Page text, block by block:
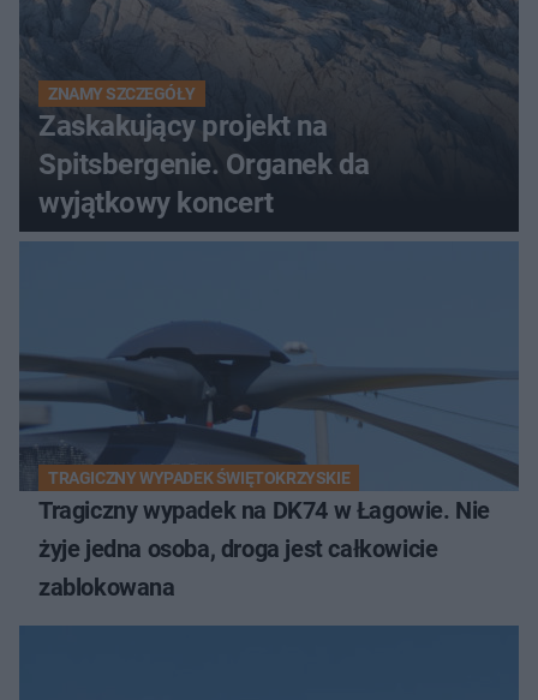
ZNAMY SZCZEGÓŁY
Zaskakujący projekt na
Spitsbergenie. Organek da
wyjątkowy koncert
TRAGICZNY WYPADEK ŚWIĘTOKRZYSKIE
Tragiczny wypadek na DK74 w Łagowie. Nie
żyje jedna osoba, droga jest całkowicie
zablokowana